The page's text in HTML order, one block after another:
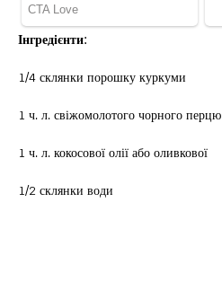
Інгредієнти:
1/4 склянки порошку куркуми
1 ч. л. свіжомолотого чорного перцю
1 ч. л. кокосової олії або оливкової
1/2 склянки води